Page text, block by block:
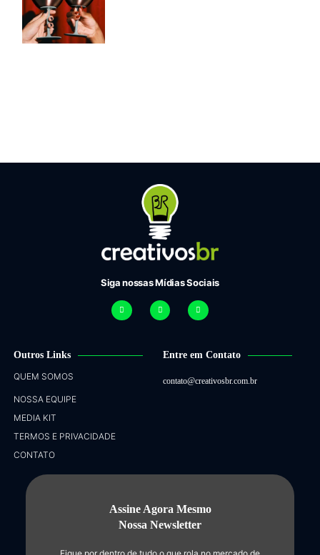
Siga nossas Mídias Sociais
Outros Links
QUEM SOMOS
NOSSA EQUIPE
MEDIA KIT
TERMOS E PRIVACIDADE
CONTATO
Entre em Contato
contato@creativosbr.com.br
Assine Agora Mesmo
Nossa Newsletter